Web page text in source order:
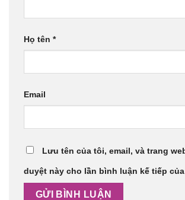
Họ tên *
Email
Lưu tên của tôi, email, và trang
duyệt này cho lần bình luận kế tiếp